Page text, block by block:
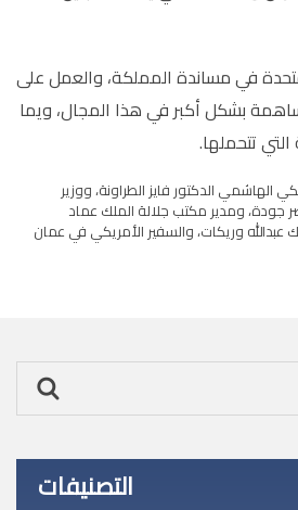
في مساندة المملكة، والعمل على
بشكل أكبر في هذا المجال، ويما
التي تتحملها.
الهاشمي الدكتور فايز الطراونة، ووزير
جودة، ومدير مكتب جلالة الملك عماد
وريكات، والسفير الأمريكي في عمان
التصنيفات